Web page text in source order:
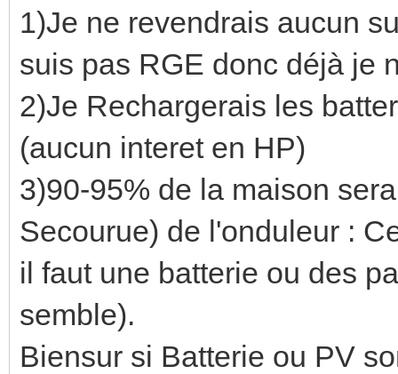
1)Je ne revendrais aucun
suis pas RGE donc déjà je
2)Je Rechargerais les
(aucun interet en HP)
3)90-95% de la maison
Secourue) de l'onduleur :
il faut une batterie ou des
semble).
Biensur si Batterie ou PV